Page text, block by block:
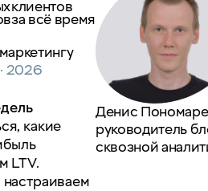
клиентов
за всё время
рынка
какие
LTV.
Денис
руководитель
cквозной